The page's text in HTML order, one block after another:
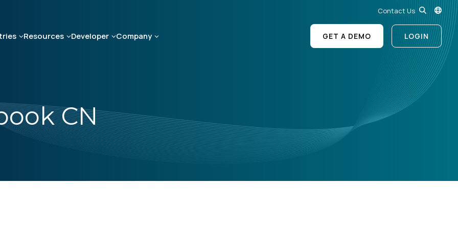
Contact Us
Resources Developer Company GET A DEMO LOGIN
CN